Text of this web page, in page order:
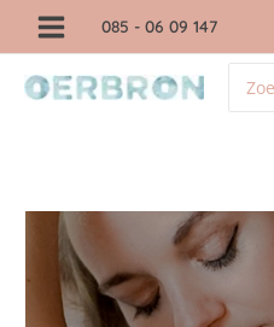
inhoud
085 - 06 09 147
naar: